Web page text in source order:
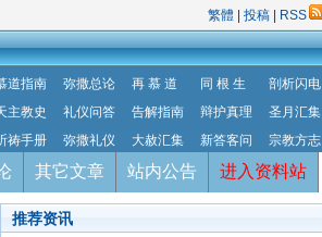
繁體 投稿 RSS
道指南 弥撒总论 再 慕 道 同 根 生
剖析闪电
主教史 礼仪问答 告解指南 辩护真理
圣月汇集
祷手册 弥撒礼仪 大赦汇集 新答客问 宗教方志
其它文章 站内公告 进入资料站
推荐资讯